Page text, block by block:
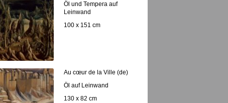
Öl und Tempera auf
Leinwand
100 x 151 cm
Au cœur de la Ville (de)
Öl auf Leinwand
130 x 82 cm